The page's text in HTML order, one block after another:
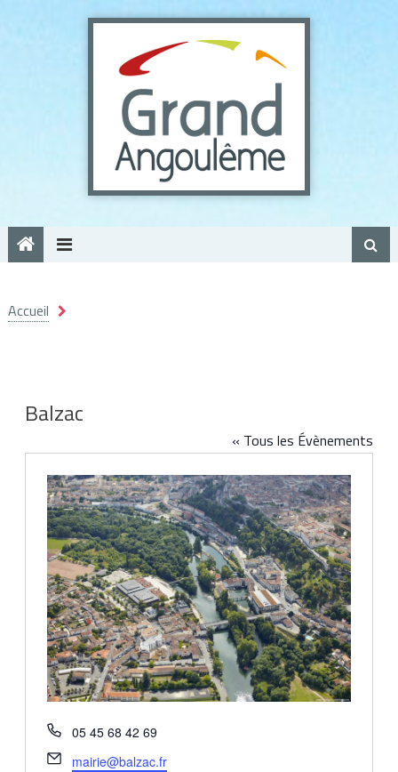
Accueil
Balzac
« Tous les Évènements
Téléphone
05 45 68 42 69
Email
mairie@balzac.fr
Panneau de gestion des cookies